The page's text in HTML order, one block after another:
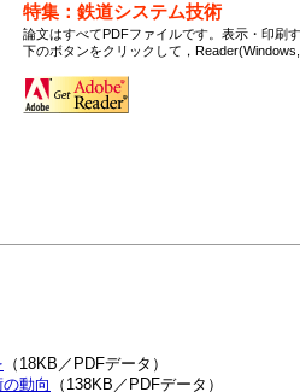
特集：鉄道システム技術
論文はすべてPDFファイルです。表示・印刷
下のボタンをクリックして，
（18KB／PDFデータ）
動向
（138KB／PDFデータ）